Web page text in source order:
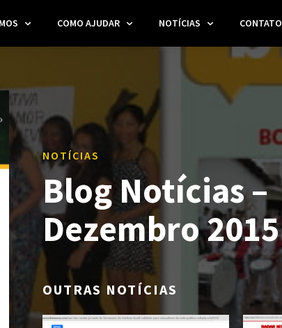
COMO AJUDAR NOTÍCIAS CONTATO
NOTÍCIAS
Blog Notícias –
Dezembro 2015
OUTRAS NOTÍCIAS